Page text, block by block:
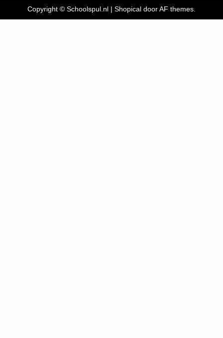
Copyright © Schoolspul.nl | Shopical door AF themes.